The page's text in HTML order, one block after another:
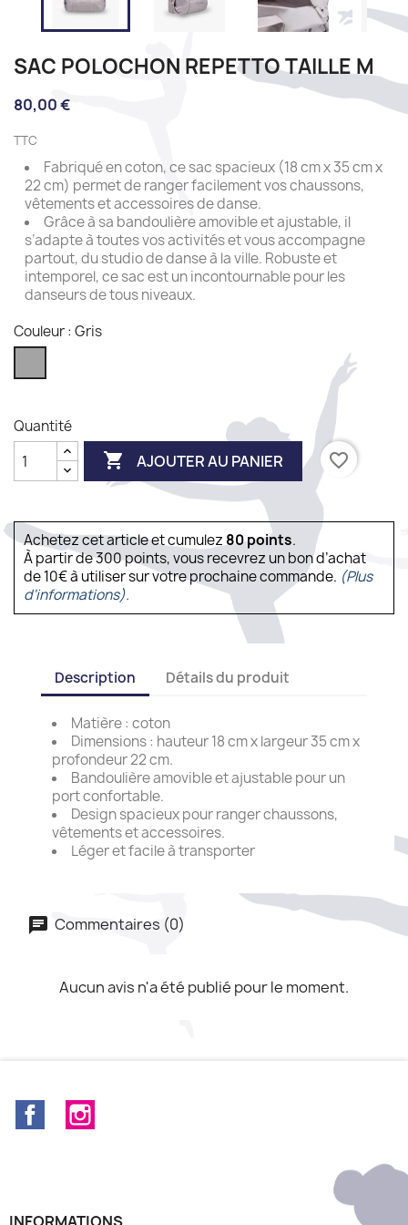
SAC POLOCHON REPETTO TAILLE M
80,00 €
TTC
Fabriqué en coton, ce sac spacieux (18 cm x 35 cm x
22 cm) permet de ranger facilement vos chaussons,
vêtements et accessoires de danse.
Grâce à sa bandoulière amovible et ajustable, il
s’adapte à toutes vos activités et vous accompagne
partout, du studio de danse à la ville. Robuste et
intemporel, ce sac est un incontournable pour les
danseurs de tous niveaux.
Couleur : Gris
Quantité
 AJOUTER AU PANIER favorite_border
Achetez cet article et cumulez80points.
À partir de 300 points, vous recevrez un bon d’achat
de 10€ à utiliser sur votre prochaine commande. (Plus
d'informations).
Description Détails du produit
Matière : coton
Dimensions : hauteur 18 cm x largeur 35 cm x
profondeur 22 cm.
Bandoulière amovible et ajustable pour un
port confortable.
Design spacieux pour ranger chaussons,
vêtements et accessoires.
Léger et facile à transporter
Commentaires (0)
Aucun avis n'a été publié pour le moment.
Facebook